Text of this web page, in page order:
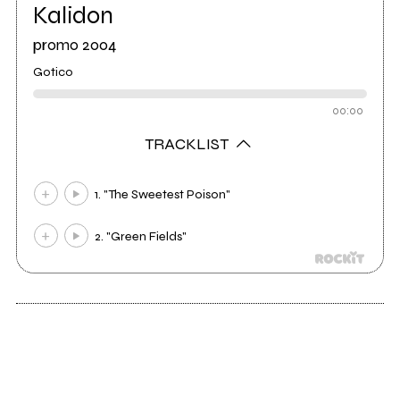
Kalidon
promo 2004
Gotico
00:00
TRACKLIST
1. "The Sweetest Poison"
2. "Green Fields"